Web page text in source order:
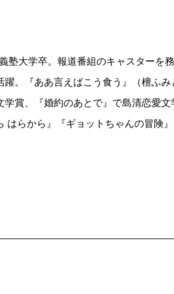
ども〉も同じ。清冽な著者はたいへ
誌「
波」の 昨年十二 今年一月号
川弘之長女・阿川佐和子による「文
った苦労を披露しながら、いつの間
べる力がなくなってきて、好物の
塾大学卒。報道番組のキャスターを
。『ああ言えばこう食う』（檀ふ
学賞、『婚約のあとで』で島清恋愛
はらから』『ギョットちゃんの冒険